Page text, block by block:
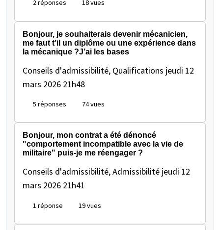
2 réponses 18 vues
Bonjour, je souhaiterais devenir mécanicien,
me faut t’il un diplôme ou une expérience dans
la mécanique ?J’ai les bases
Conseils d'admissibilité, Qualifications jeudi 12
mars 2026 21h48
5 réponses 74 vues
Bonjour, mon contrat a été dénoncé
"comportement incompatible avec la vie de
militaire" puis-je me réengager ?
Conseils d'admissibilité, Admissibilité jeudi 12
mars 2026 21h41
1 réponse 19 vues